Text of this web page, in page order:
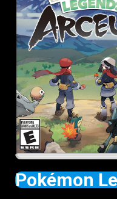
Pokémon